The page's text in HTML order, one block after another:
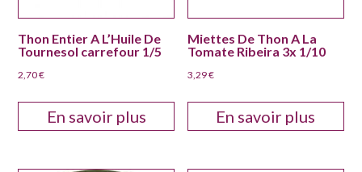
Thon Entier A L’Huile De
Tournesol carrefour 1/5
2,70€
En savoir plus
Miettes De Thon A La
Tomate Ribeira 3x 1/10
3,29€
En savoir plus